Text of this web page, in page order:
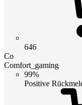
646
Co
Comfort_gaming
99%
Positive